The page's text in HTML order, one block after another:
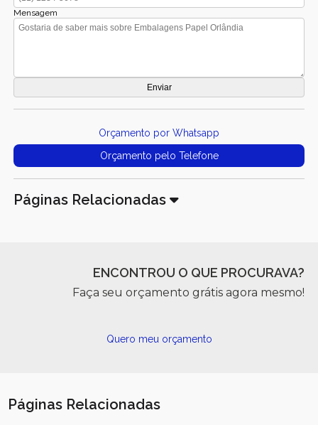
Mensagem
Orçamento por Whatsapp
Orçamento pelo Telefone
Páginas Relacionadas
ENCONTROU O QUE PROCURAVA?
Faça seu orçamento grátis agora mesmo!
Quero meu orçamento
Páginas Relacionadas